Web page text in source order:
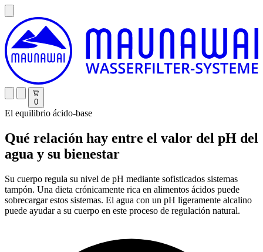
0
El equilibrio ácido-base
Qué relación hay entre el valor del pH del
agua y su bienestar
Su cuerpo regula su nivel de pH mediante sofisticados sistemas
tampón. Una dieta crónicamente rica en alimentos ácidos puede
sobrecargar estos sistemas. El agua con un pH ligeramente alcalino
puede ayudar a su cuerpo en este proceso de regulación natural.